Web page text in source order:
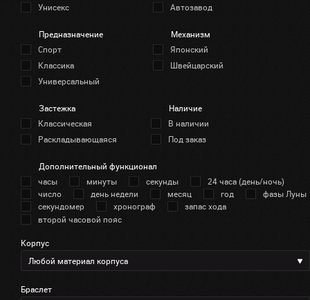
Унисекс
Автозавод
Предназначение
Спорт
Классика
Универсальный
Механизм
Японский
Швейцарский
Застежка
Классическая
Раскладывающаяся
Наличие
В наличии
Под заказ
Дополнительный функционал
часы
минуты секунды
24 часа (день/ночь)
число
день недели месяц год
фазы Луны
секундомер
хронограф
запас хода
второй часовой пояс
Корпус
Любой материал корпуса
Браслет